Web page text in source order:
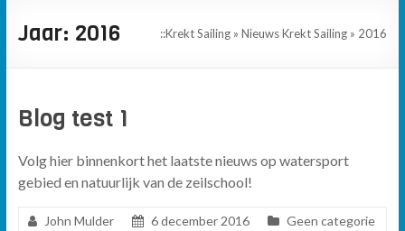
Jaar: 2016 ::Krekt Sailing »Nieuws Krekt Sailing » 2016
Blog test 1
Volg hier binnenkort het laatste nieuws op watersport
gebied en natuurlijk van de zeilschool!
John Mulder 6 december 2016
Geen categorie